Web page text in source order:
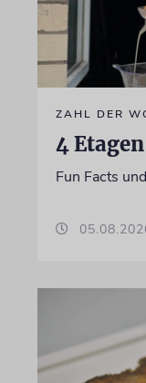
ZAHL DER
4 Etagen
Fun Facts